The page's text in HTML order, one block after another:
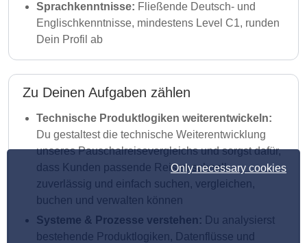
Only necessary cookies
Sprachkenntnisse: Fließende Deutsch- und
Englischkenntnisse, mindestens Level C1, runden
Dein Profil ab
Zu Deinen Aufgaben zählen
Technische Produktlogiken weiterentwickeln:
Du gestaltest die technische Weiterentwicklung
unseres Pauschalreisevergleichs und sorgst dafür,
dass Kunden passende Reisen schnell,
zuverlässig und einfach suchen, vergleichen,
buchen und verwalten können
Systeme & Prozesse verstehen: Du analysierst
bestehende Produktlogiken, Datenflüsse und